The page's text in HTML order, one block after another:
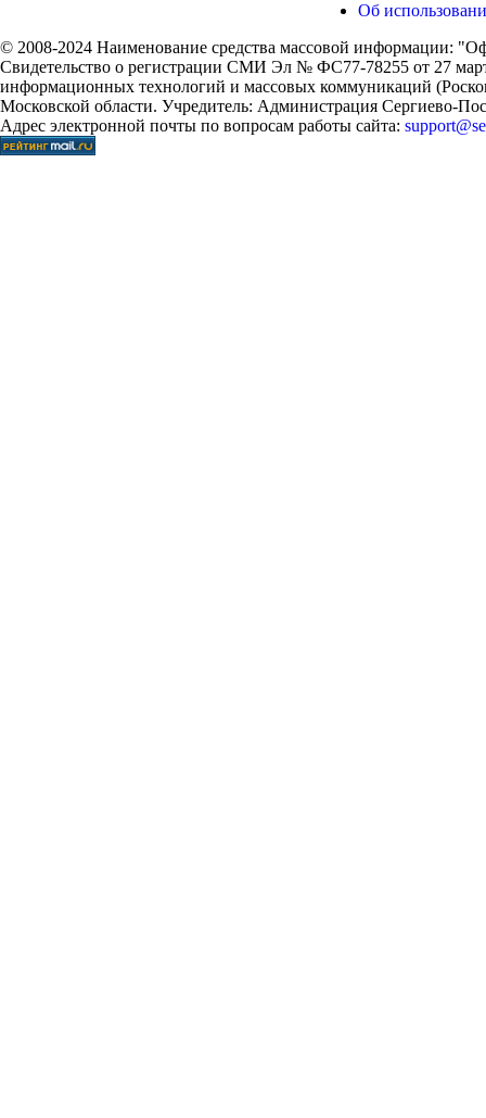
Об
© 2008-2024 Наименование средства массовой информации:
Свидетельство о регистрации СМИ Эл № ФС77-78255 от 27
информационных технологий и массовых коммуникаций
Московской области. Учредитель: Администрация Сергиево-
Адрес электронной почты по вопросам работы сайта: